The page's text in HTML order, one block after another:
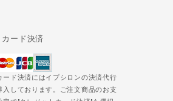
ード決済
ード決済にはイプシロンの決済代行
入しております。ご注文商品のお支